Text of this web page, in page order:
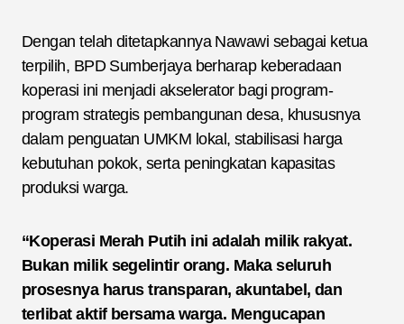
Dengan telah ditetapkannya Nawawi sebagai ketua
terpilih, BPD Sumberjaya berharap keberadaan
koperasi ini menjadi akselerator bagi program-
program strategis pembangunan desa, khususnya
dalam penguatan UMKM lokal, stabilisasi harga
kebutuhan pokok, serta peningkatan kapasitas
produksi warga.
“Koperasi Merah Putih ini adalah milik rakyat.
Bukan milik segelintir orang. Maka seluruh
prosesnya harus transparan, akuntabel, dan
terlibat aktif bersama warga. Mengucapan